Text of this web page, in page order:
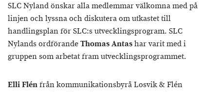
SLC Nyland önskar alla medlemmar välkomna med på
linjen och lyssna och diskutera om utkastet till
handlingsplan för SLC:s utvecklingsprogram. SLC
Nylands ordförandeThomas Antashar varit med i
gruppen som arbetat fram utvecklingsprogrammet.
Elli Flénfrån kommunikationsbyrå Losvik & Flén